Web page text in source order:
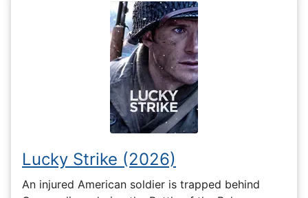
Lucky Strike (2026)
An injured American soldier is trapped behind